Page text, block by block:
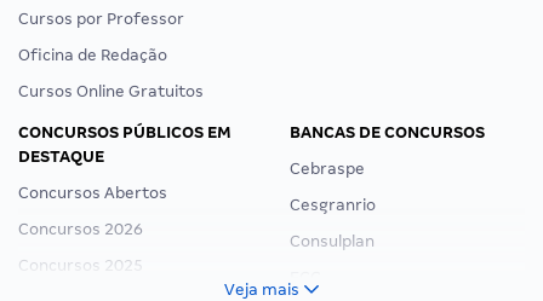
Cursos por Professor
Oficina de Redação
Cursos Online Gratuitos
CONCURSOS PÚBLICOS EM
DESTAQUE
Concursos Abertos
Concursos 2026
Concursos 2025
BANCAS DE CONCURSOS
Cebraspe
Cesgranrio
Consulplan
Veja mais